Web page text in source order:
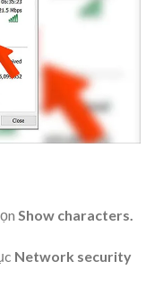
Show characters.
Network security